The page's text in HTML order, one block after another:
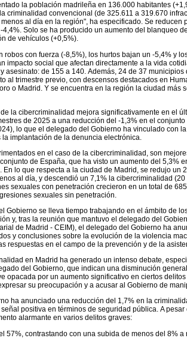
la población madrileña en 136.000 habitantes
criminalidad convencional (de 325.611 a 319.670
al día en la región", ha especificado. Se reducen
4,4%. Solo se ha producido un aumento del blanqueo
de vehículos (+0,5%).
robos con fuerza (-8,5%), los hurtos bajan un -5,4% y
impacto social que afectan directamente a la vida
asesinato: de 155 a 140. Además, 24 de 37
al trimestre previo, con descensos destacados en
o Madrid. Y se encuentra en la región la ciudad más
la cibercriminalidad mejora significativamente en el
de 2025 a una reducción del -1,3% en el
lo que el delegado del Gobierno ha vinculado con
implantación de la denuncia electrónica.
en el caso de la cibercriminalidad, son
de España, que ha visto un aumento del 5,3%
En lo que respecta a la ciudad de Madrid, se redujo un
al día, y descendió un 7,1% la cibercriminalidad
sexuales con penetración crecieron en un total de
sexuales sin penetración.
Gobierno se lleva tiempo trabajando en el ámbito de
y, tras la reunión que mantuvo el delegado del
de Madrid - CEIM), el delegado del Gobierno ha
y conclusiones sobre la evolución de la violencia
respuestas en el campo de la prevención y de la
en Madrid ha generado un intenso debate,
del Gobierno, que indican una disminución
opacada por un aumento significativo en ciertos
su preocupación y a acusar al Gobierno de
ha anunciado una reducción del 1,7% en la
positiva en términos de seguridad pública. A
alarmante en varios delitos graves:
57%, contrastando con una subida de menos del 8% a